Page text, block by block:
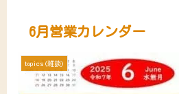
6月営業カレンダー
topics(雑談)